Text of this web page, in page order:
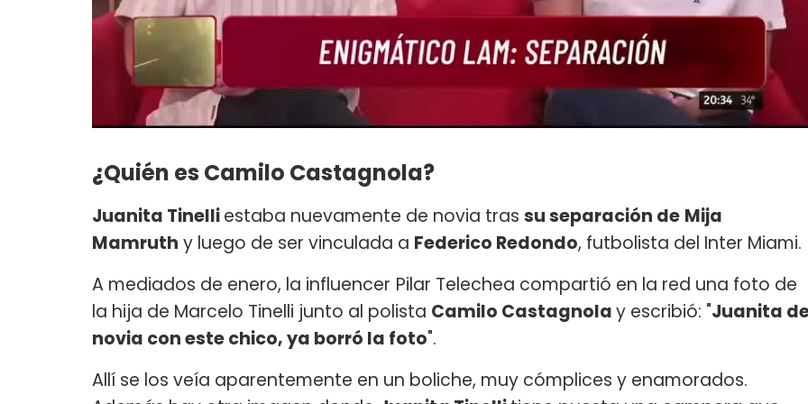
¿Quién es Camilo Castagnola?
Juanita Tinelliestaba nuevamente de novia tras su separación de Mija
Mamruth y luego de ser vinculada a Federico Redondo, futbolista del Inter Miami.
A mediados de enero, la influencer Pilar Telechea compartió en la red una foto de
la hija de Marcelo Tinelli junto al polista Camilo Castagnolay escribió: "Juanita
novia con este chico, ya borró la foto".
Allí se los veía aparentemente en un boliche, muy cómplices y enamorados.